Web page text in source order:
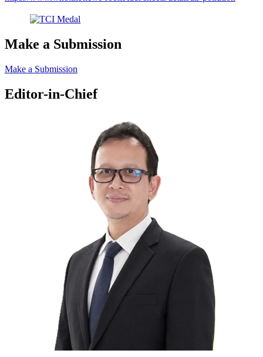
Make a Submission
Make a Submission
Editor-in-Chief